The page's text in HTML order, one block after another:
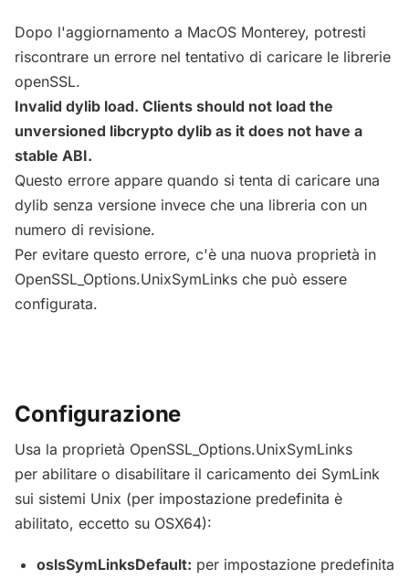
Dopo l'aggiornamento a MacOS Monterey, potresti
riscontrare un errore nel tentativo di caricare le librerie
openSSL.
Invalid dylib load. Clients should not load the
unversioned libcrypto dylib as it does not have a
stable ABI.
Questo errore appare quando si tenta di caricare una
dylib senza versione invece che una libreria con un
numero di revisione.
Per evitare questo errore, c'è una nuova proprietà in
OpenSSL_Options.UnixSymLinks che può essere
configurata.
Configurazione
Usa la proprietà OpenSSL_Options.UnixSymLinks
per abilitare o disabilitare il caricamento dei SymLink
sui sistemi Unix (per impostazione predefinita è
abilitato, eccetto su OSX64):
oslsSymLinksDefault: per impostazione predefinita